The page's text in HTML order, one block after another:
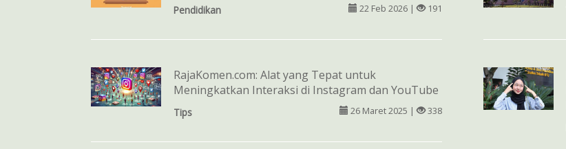
Pendidikan 22 Feb 2026 | 191
RajaKomen.com: Alat yang Tepat untuk
Meningkatkan Interaksi di Instagram dan YouTube
Tips 26 Maret 2025 | 338